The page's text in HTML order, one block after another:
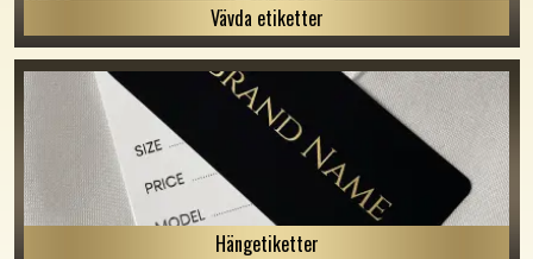
Vävda etiketter
Hängetiketter